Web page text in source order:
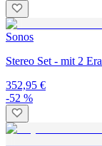
Sonos
Stereo Set - mit 2
352,95 €
-52 %